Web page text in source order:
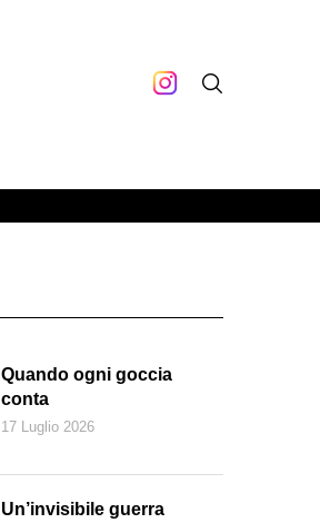
Quando ogni goccia
conta
17 Luglio 2026
Un’invisibile guerra